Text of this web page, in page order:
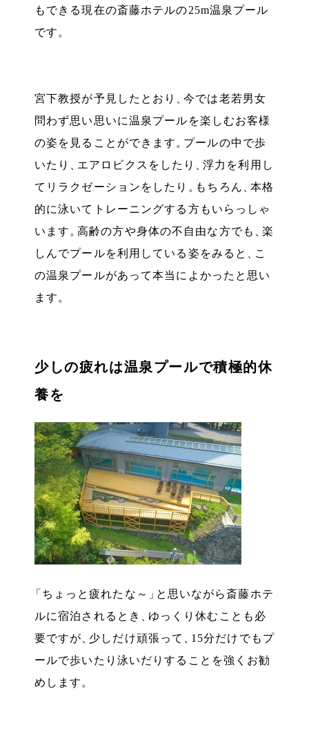
もできる現在の斎藤ホテルの25m温泉プール
です 。
宮下教授が予見したとおり 、
今では老若男女
問わず思い思いに温泉プールを楽しむお客様
の姿を見ることができます 。プールの中で歩
いたり
、エアロビクスをしたり 、
浮力を利用し
てリラクゼーションをしたり 。もちろん 、本格
的に泳いてトレーニングする方もいらっしゃ
います 。高齢の方や身体の不自由な方でも 、楽
しんでプールを利用している姿をみると
、こ
の温泉プールがあって本当によかったと思い
ます 。
少しの疲れは温泉プールで積極的休
養を
「 ちょっと疲れたな～ 」と思いながら斎藤ホテ
ルに宿泊されるとき
、ゆっくり休むことも必
要ですが 、少しだけ頑張って 、15分だけでもプ
ールで歩いたり泳いだりすることを強くお勧
めします 。